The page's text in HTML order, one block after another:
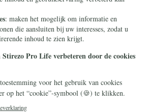
Christiana
Privacy